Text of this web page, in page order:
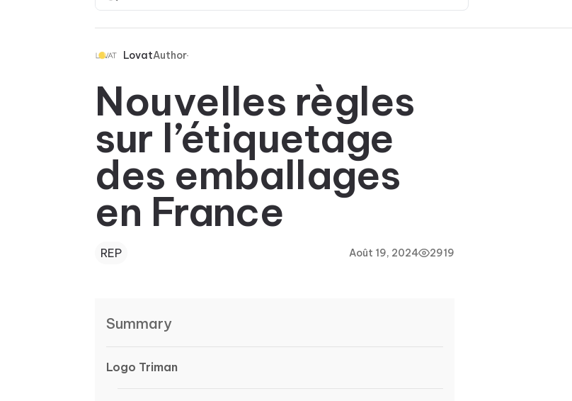
LovatAuthor
Nouvelles règles
sur l’étiquetage
des emballages
en France
REP Août 19, 2024 2919
Summary
Logo Triman